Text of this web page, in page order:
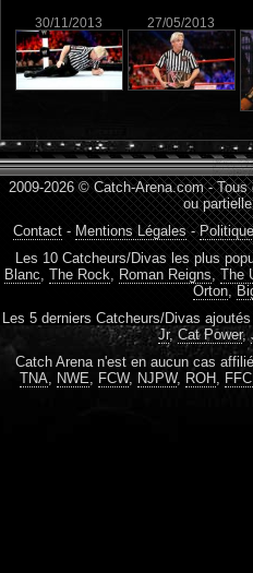
30/11/2013 27/05/2013
2009-2026 © Catch-Arena.com -
ou
Contact - Mentions Légales-
Les 10 Catcheurs/Divas les plus
Blanc The Rock Roman Reigns The
Orton,
Les 5 derniers Catcheurs/Divas ajoutés
Jr,Cat Power,
Catch Arena n'est en aucun cas
TNA
NWE FCW, NJPW, ROH